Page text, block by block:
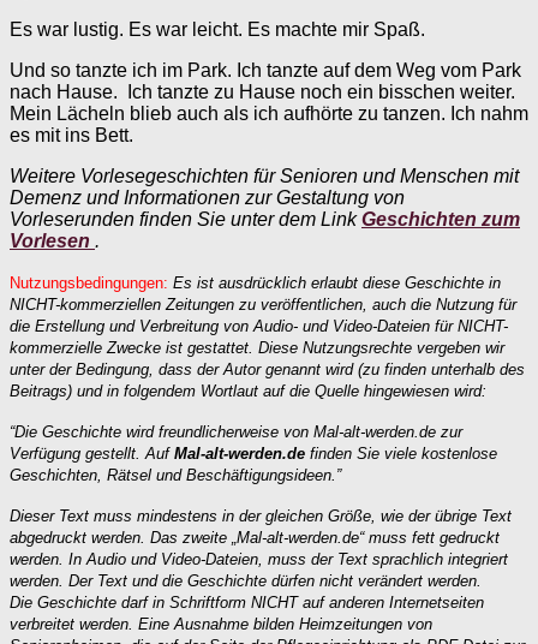
Es war lustig. Es war leicht. Es machte mir Spaß.
Und so tanzte ich im Park. Ich tanzte auf dem Weg vom Park
nach Hause. Ich tanzte zu Hause noch ein bisschen weiter.
Mein Lächeln blieb auch als ich aufhörte zu tanzen. Ich nahm
es mit ins Bett.
Weitere Vorlesegeschichten für Senioren und Menschen mit
Demenz und Informationen zur Gestaltung von
Vorleserunden finden Sie unter dem LinkGeschichten zum
Vorlesen .
Nutzungsbedingungen: Es ist ausdrücklich erlaubt diese Geschichte in
NICHT-kommerziellen Zeitungen zu veröffentlichen, auch die Nutzung für
die Erstellung und Verbreitung von Audio- und Video-Dateien für NICHT-
kommerzielle Zwecke ist gestattet. Diese Nutzungsrechte vergeben wir
unter der Bedingung, dass der Autor genannt wird (zu finden unterhalb des
Beitrags) und in folgendem Wortlaut auf die Quelle hingewiesen wird:
“Die Geschichte wird freundlicherweise von Mal-alt-werden.de zur
Verfügung gestellt. Auf Mal-alt-werden.de finden Sie viele kostenlose
Geschichten, Rätsel und Beschäftigungsideen.”
Dieser Text muss mindestens in der gleichen Größe, wie der übrige Text
abgedruckt werden. Das zweite „Mal-alt-werden.de“ muss fett gedruckt
werden. In Audio und Video-Dateien, muss der Text sprachlich integriert
werden. Der Text und die Geschichte dürfen nicht verändert werden.
Die Geschichte darf in Schriftform NICHT auf anderen Internetseiten
verbreitet werden. Eine Ausnahme bilden Heimzeitungen von